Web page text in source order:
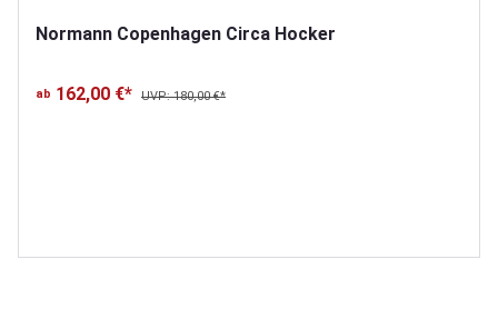
Normann Copenhagen Circa Hocker
ab 162,00 €* UVP: 180,00 €*